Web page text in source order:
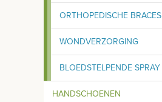
ORTHOPEDISCHE BRACES
WONDVERZORGING
BLOEDSTELPENDE SPRAY
HANDSCHOENEN